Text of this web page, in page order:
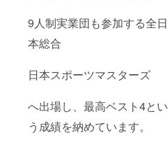
9人制実業団も参加する全日
本総合
日本スポーツマスターズ
へ出場し、最高ベスト4とい
う成績を納めています。